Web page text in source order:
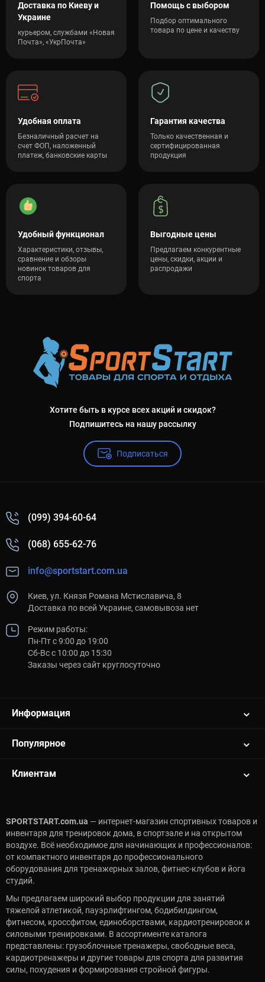
Доставка по Киеву и
Украине
курьером, службами «Новая
Почта», «УкрПочта»
Помощь с выбором
Подбор оптимального
товара по цене и качеству
Удобная оплата
Безналичный расчет на
счет ФОП, наложенный
платеж, банковские карты
Гарантия качества
Только качественная и
сертифицированная
продукция
Удобный функционал
Характеристики, отзывы,
сравнение и обзоры
новинок товаров для
спорта
Выгодные цены
Предлагаем конкурентные
цены, скидки, акции и
распродажи
Хотите быть в курсе всех акций и скидок?
Подпишитесь на нашу рассылку
Подписаться
(099) 394-60-64
(068) 655-62-76
info@sportstart.com.ua
Киев, ул. Князя Романа Мстиславича, 8
Доставка по всей Украине, самовывоза нет
Режим работы:
Пн-Пт с 9:00 до 19:00
Сб-Вс с 10:00 до 15:30
Заказы через сайт круглосуточно
Информация
Популярное
Клиентам
SPORTSTART.com.ua — интернет-магазин спортивных товаров и
инвентаря для тренировок дома, в спортзале и на открытом
воздухе. Всё необходимое для начинающих и профессионалов:
от компактного инвентаря до профессионального
оборудования для тренажерных залов, фитнес-клубов и йога
студий.
Мы предлагаем широкий выбор продукции для занятий
тяжелой атлетикой, пауэрлифтингом, бодибилдингом,
фитнесом, кроссфитом, единоборствами, кардиотренировок и
силовыми тренировками. В ассортименте каталога
представлены: грузоблочные тренажеры, свободные веса,
кардиотренажеры и другие товары для спорта для развития
силы, похудения и формирования стройной фигуры.